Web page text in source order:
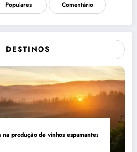
Populares Comentário
DESTINOS
produção de vinhos espumantes